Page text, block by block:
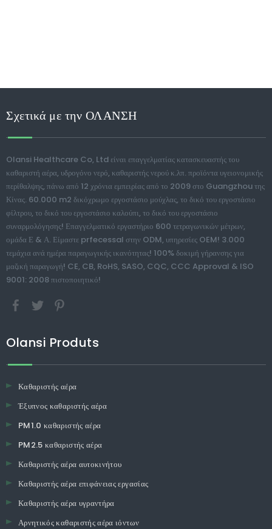
Σχετικά με την ΟΛΑΝΣΗ
Olansi Healthcare Co, Ltd είναι επαγγελματίας κατασκευαστής του
καθαριστή αέρα, υδρογόνο νερό, καθαριστής νερού κ.λπ. προϊόντα υγειονομικής
περίθαλψης, πάνω από 12 χρόνια εμπειρίας από το 2009 στο Guangzhou της
Κίνας. 60.000 m2 δικόχρωμο εργοστάσιο μούχλας, το δικό του εργοστάσιο
φίλτρου, το δικό του εργοστάσιο καλούπι, το δικό του εργοστάσιο
συναρμολόγησης! Επαγγελματικό εργαστήριο 600 τετραγωνικών μέτρων,
ομάδα Ε & Α. Είμαστε prfecessal στην ODM, υπηρεσίες OEM! 3.000
τεμάχια ανά ημέρα παραγωγικής ικανότητας! 100% δοκιμή γήρανσης για
μαζική παραγωγή! CE, CB, RoHS, SASO, CQC, CCC Approval & ISO
9001: 2008 πιστοποιητικό!
Olansi Produts
Καθαριστής αέρα
Έξυπνος καθαριστής αέρα
PM1.0 καθαριστής αέρα
PM2.5 καθαριστής αέρα
Καθαριστής αέρα αυτοκινήτου
Καθαριστής αέρα επιφάνειας εργασίας
Καθαριστής αέρα υγραντήρα
Αρνητικός καθαριστής αέρα ιόντων